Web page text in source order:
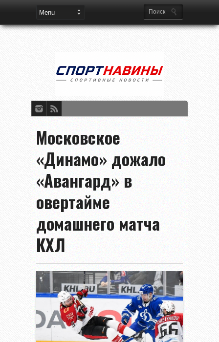
Московское
«Динамо» дожало
«Авангард» в
овертайме
домашнего матча
КХЛ